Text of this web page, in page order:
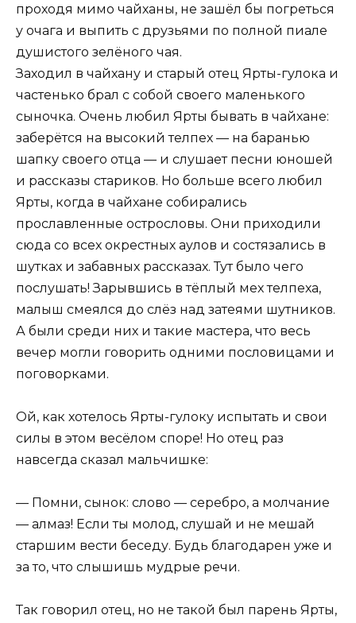
проходя мимо чайханы, не зашёл бы погреться
у очага и выпить с друзьями по полной пиале
душистого зелёного чая.
Заходил в чайхану и старый отец Ярты-гулока и
частенько брал с собой своего маленького
сыночка. Очень любил Ярты бывать в чайхане:
заберётся на высокий телпех — на баранью
шапку своего отца — и слушает песни юношей
и рассказы стариков. Но больше всего любил
Ярты, когда в чайхане собирались
прославленные острословы. Они приходили
сюда со всех окрестных аулов и состязались в
шутках и забавных рассказах. Тут было чего
послушать! Зарывшись в тёплый мех телпеха,
малыш смеялся до слёз над затеями шутников.
А были среди них и такие мастера, что весь
вечер могли говорить одними пословицами и
поговорками.
Ой, как хотелось Ярты-гулоку испытать и свои
силы в этом весёлом споре! Но отец раз
навсегда сказал мальчишке:
— Помни, сынок: слово — серебро, а молчание
— алмаз! Если ты молод, слушай и не мешай
старшим вести беседу. Будь благодарен уже и
за то, что слышишь мудрые речи.
Так говорил отец, но не такой был парень Ярты,